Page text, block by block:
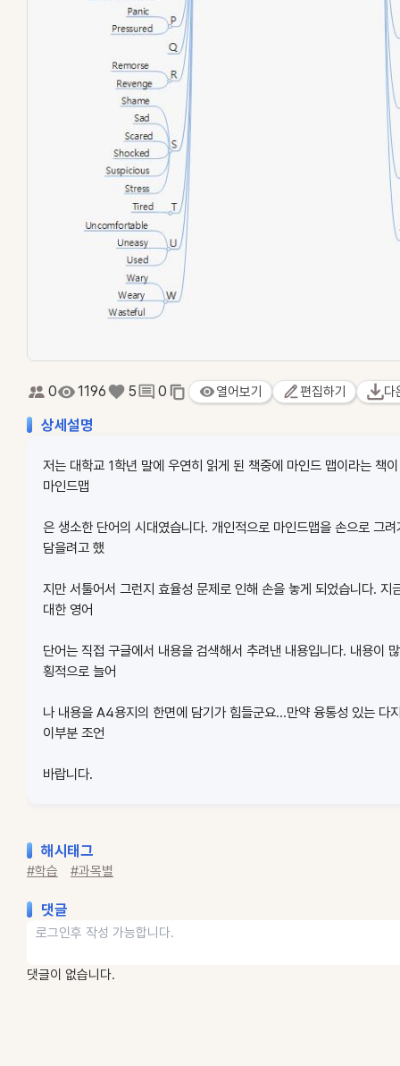
0 1196 5 0 열어보기 편집하기 다
상세설명
저는 대학교 1학년 말에 우연히 읽게 된 책중에 마인드 맵이라는 책
마인드맵
은 생소한 단어의 시대였습니다. 개인적으로 마인드맵을 손으로 그
담을려고 했
지만 서툴어서 그런지 효율성 문제로 인해 손을 놓게 되었습니다. 지
대한 영어
단어는 직접 구글에서 내용을 검색해서 추려낸 내용입니다. 내용이
횡적으로 늘어
나 내용을 A4용지의 한면에 담기가 힘들군요...만약 융통성 있는 다
이부분 조언
바랍니다.
해시태그
#학습 #과목별
댓글
댓글이 없습니다.